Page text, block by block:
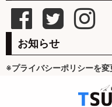
お知らせ
※プライバシーポリシーを変